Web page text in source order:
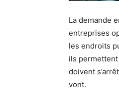
La demande
entreprises
les endroits
ils
doivent
vont.